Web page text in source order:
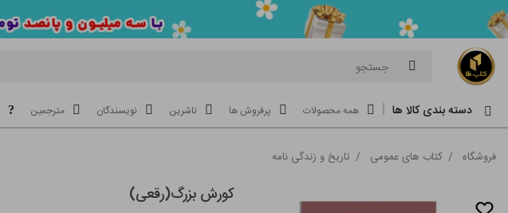
جستجو
دسته بندی کالا ها همه محصولات پرفروش ها ناشرین نویسندگان مترجمین
فروشگاه / کتاب های عمومی / تاریخ و زندگی نامه
کورش بزرگ(رقعی)